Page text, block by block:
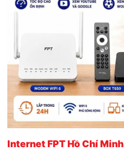
Internet FPT Hồ Chí Minh